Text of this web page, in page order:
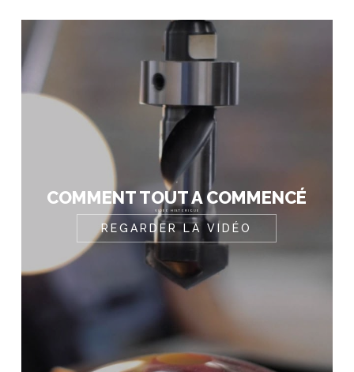
COMMENT TOUT A COMMENCÉ
VIDÉO HISTORIQUE
REGARDER LA VIDÉO